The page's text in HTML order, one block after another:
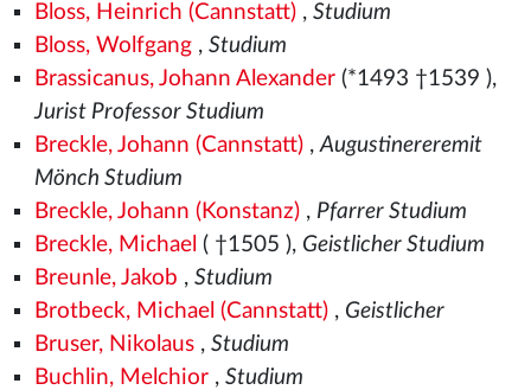
Bloss, Heinrich (Cannstatt), Studium
Bloss, Wolfgang, Studium
Brassicanus, Johann Alexander(*1493 †1539 ),
Jurist Professor Studium
Breckle, Johann (Cannstatt),Augustinereremit
Mönch Studium
Breckle, Johann (Konstanz), Pfarrer Studium
Breckle, Michael ( †1505 ), Geistlicher Studium
Breunle, Jakob , Studium
Brotbeck, Michael (Cannstatt), Geistlicher
Bruser, Nikolaus, Studium
Buchlin, Melchior, Studium